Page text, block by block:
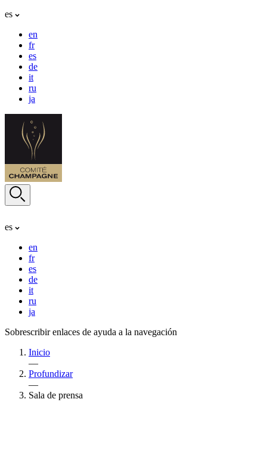
es
en
fr
es
de
it
ru
ja
es
en
fr
es
de
it
ru
ja
Sobrescribir enlaces de ayuda a la navegación
Inicio
—
Profundizar
—
Sala de prensa